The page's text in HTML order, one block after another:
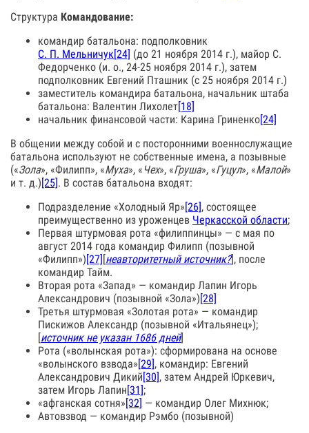
Структура Командование:
командир батальона: подполковник
С. П. Мельничук[24] (до 21 ноября 2014 г.), майор С.
Федорченко (и. о., 24-25 ноября 2014 г.), затем
подполковник Евгений Пташник (с 25 ноября 2014 г.)
заместитель командира батальона, начальник штаба
батальона: Валентин Лихолет[18]
начальник финансовой части: Карина Гриненко[24]
В общении между собой и с посторонними военнослужащие
батальона используют не собственные имена, а позывные
(«Зола», «Филипп», «Муха», « Чех», «Груша», «Гуцул», «Малой»
и т. д.)[25]. В состав батальона входят:
Подразделение «Холодный Яр»[26], состоящее
преимущественно из уроженцев Черкасской области;
Первая штурмовая рота «филиппинцы» — с мая по
август 2014 года командир Филипп (позывной
«Филипп»)[27] [неавторитетный источник?], после
командир Тайм.
Вторая рота «Запад» — командир Лапин Игорь
Александрович (позывной «Зола»)[28]
Третья штурмовая «Золотая рота» — командир
Пискижов Александр (позывной «Итальянец»);
[источник не указан 1686 дней]
Рота («волынская рота»): сформирована на основе
«волынского взвода»[29], командир: Евгений
Александрович Дикий[30], затем Андрей Юркевич,
затем Игорь Лапин[31];
«афганская сотня»[32] — командир Олег Михнюк;
Автовзвод — командир Рэмбо (позывной)